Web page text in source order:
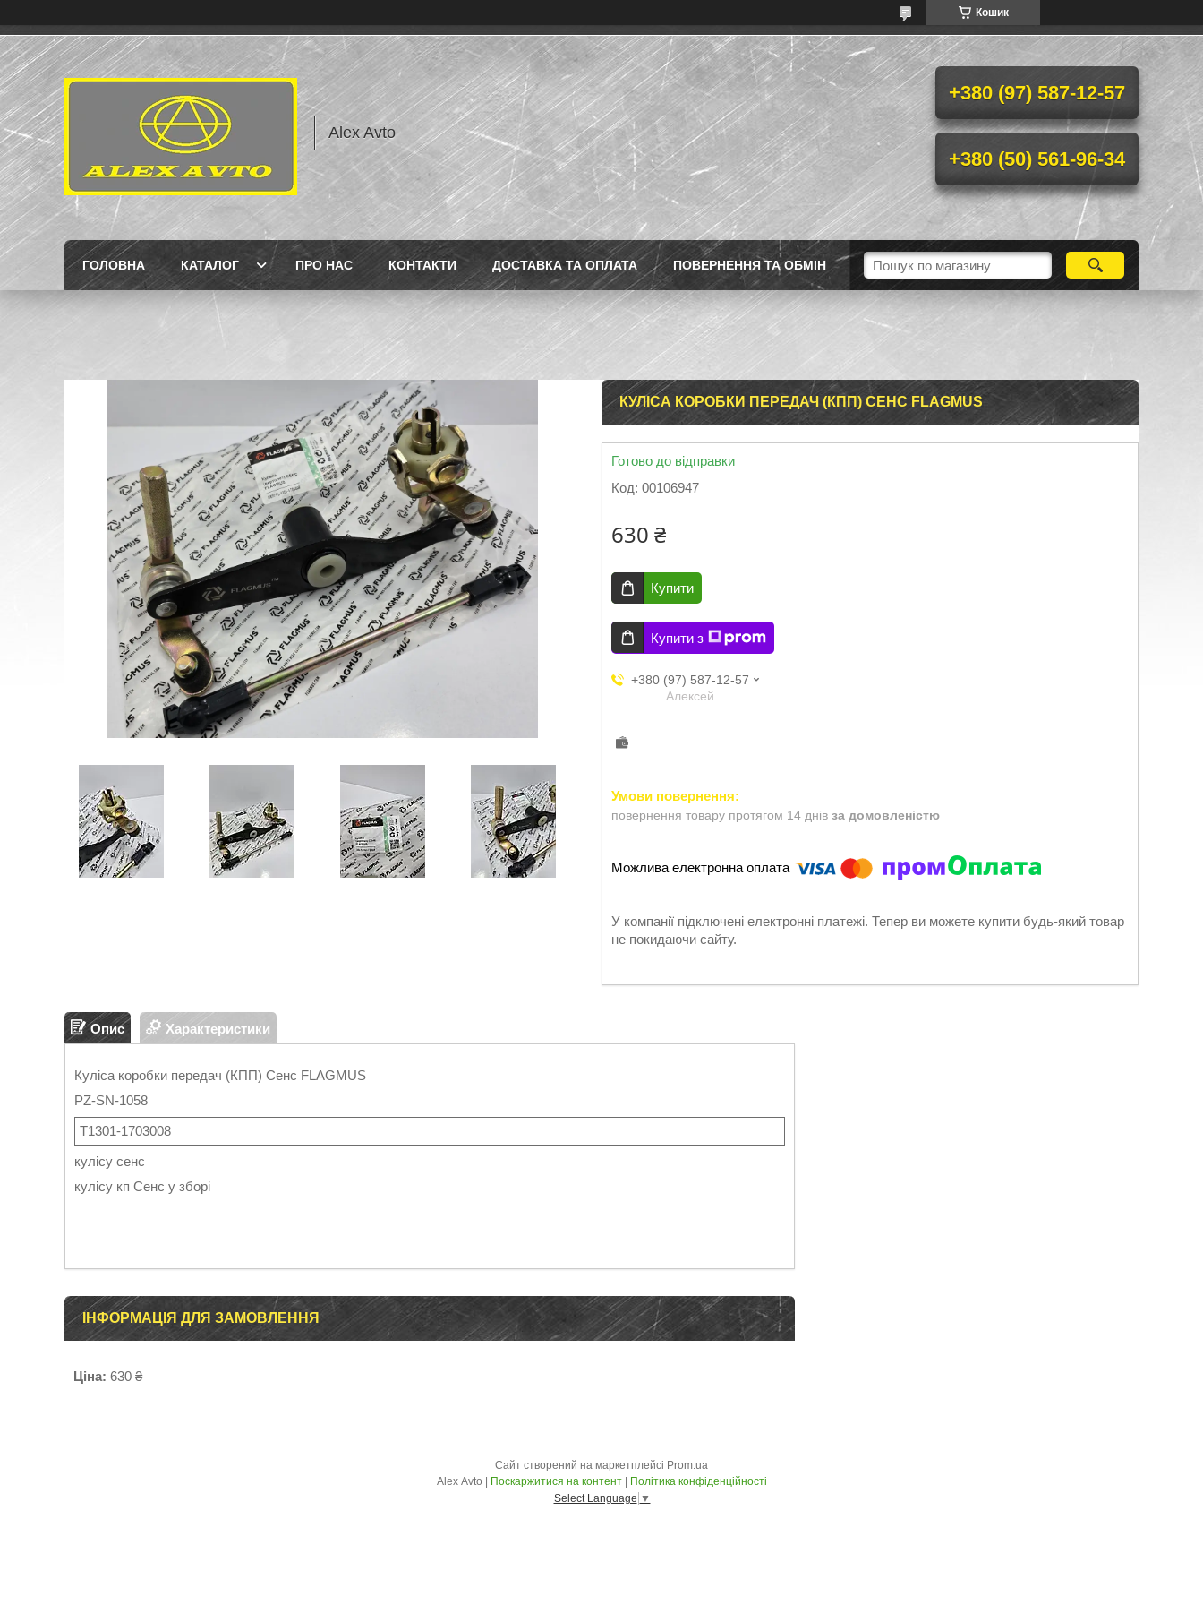
Кошик
Alex Avto
+380 (97) 587-12-57
+380 (50) 561-96-34
ГОЛОВНА КАТАЛОГ ПРО НАС КОНТАКТИ ДОСТАВКА ТА ОПЛАТА ПОВЕРНЕННЯ ТА ОБМІН
КУЛІСА КОРОБКИ ПЕРЕДАЧ (КПП) СЕНС FLAGMUS
Готово до відправки
Код: 00106947
630 ₴
Купити
Купити з
+380 (97) 587-12-57
Aлексей
повернення товару протягом 14 днів за домовленістю
У компанії підключені електронні платежі. Тепер ви можете купити будь-який товар
не покидаючи сайту.
Опис Характеристики
Куліса коробки передач (КПП) Сенс FLAGMUS
PZ-SN-1058
Т1301-1703008
кулісу сенс
кулісу кп Сенс у зборі
ІНФОРМАЦІЯ ДЛЯ ЗАМОВЛЕННЯ
Ціна: 630 ₴
Сайт створений на маркетплейсі Prom.ua
Поскаржитися на контент
Політика конфіденційності
Select Language ▼